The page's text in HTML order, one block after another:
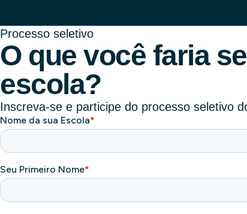
Processo seletivo
O que você faria
escola?
Inscreva-se e participe do processo seletivo